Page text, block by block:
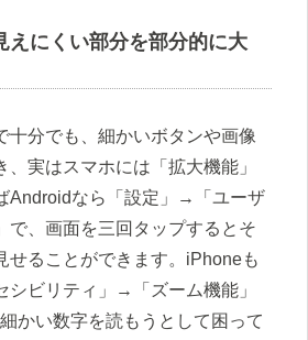
えにくい部分を部分的に大
十分でも、細かいボタンや画像
、実はスマホには「拡大機能」
Androidなら「設定」→「ユーザ
、画面を三回タップするとそ
せることができます。iPhoneも
シビリティ」→「ズーム機能」
かい数字を読もうとして困って